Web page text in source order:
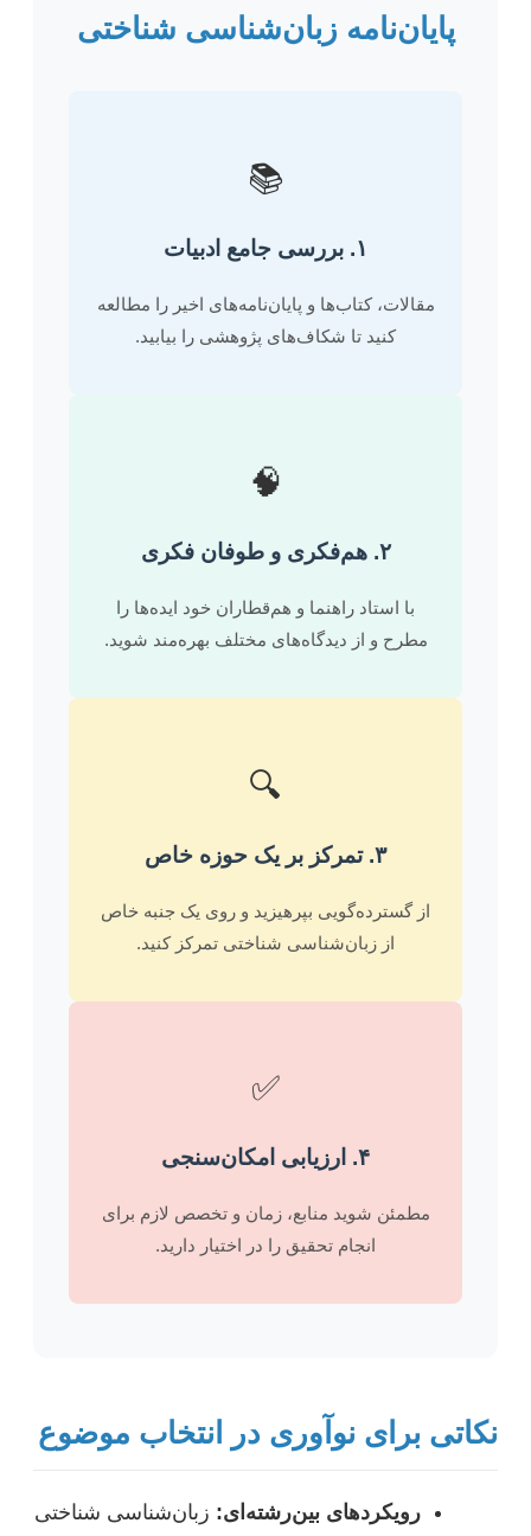
پایان‌نامه زبان‌شناسی شناختی
📚
۱. بررسی جامع ادبیات
مقالات، کتاب‌ها و پایان‌نامه‌های اخیر را مطالعه
کنید تا شکاف‌های پژوهشی را بیابید.
🧠
۲. هم‌فکری و طوفان فکری
با استاد راهنما و هم‌قطاران خود ایده‌ها را
مطرح و از دیدگاه‌های مختلف بهره‌مند شوید.
🔍
۳. تمرکز بر یک حوزه خاص
از گسترده‌گویی بپرهیزید و روی یک جنبه خاص
از زبان‌شناسی شناختی تمرکز کنید.
✅
۴. ارزیابی امکان‌سنجی
مطمئن شوید منابع، زمان و تخصص لازم برای
انجام تحقیق را در اختیار دارید.
نکاتی برای نوآوری در انتخاب موضوع
رویکردهای بین‌رشته‌ای: زبان‌شناسی شناختی